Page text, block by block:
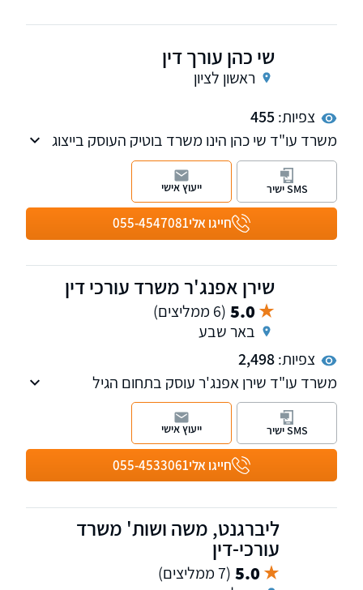
שי כהן עורך דין
ראשון לציון
צפיות:455
משרד עו"ד שי כהן הינו משרד בוטיק העוסק בייצוג
חברות, עסקים ולקוחות פרטיים בתחום המשפט
האזרחי והמסחרי. הכשרתו של עו"ד כהן, המשלבת
תואר במשפטים ותואר בניהול מאוניברסיטת
תל-אביב, מאפשרת ראייה משפטית-עסקית רחבה,
בדגש על ליטיגציה, ניהול סכסוכים וליווי משפטי
חייגו אלי055-4547081
SMS ישיר ייעוץ אישי
שירן אפנג'ר משרד עורכי דין
5.0 (6 ממליצים)
באר שבע
צפיות:2,498
משרד עו"ד שירן אפנג'ר עוסק בתחום הגיל
השלישי, בתחום הנדל"ן והמקרקעין, צוואות
וירושות, ליטיגציה והסכמים משפחתיים כגון ייפוי כח
מתמשך, מסמך הבעת רצון, גירושין ועוד.
חייגו אלי055-4533061
SMS ישיר ייעוץ אישי
ליברגנט, משה ושות' משרד
עורכי-דין
5.0 (7 ממליצים)